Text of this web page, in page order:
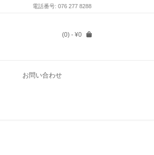
電話番号: 076 277 8288
(0) - ¥0
お問い合わせ